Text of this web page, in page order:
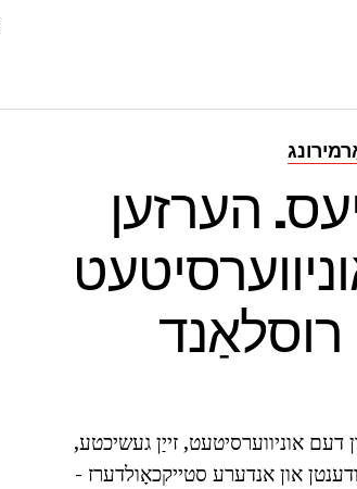
הערזען
אוניווערסיטעט, זייַן געשיכטע,
און אנדערע סטייקכאָולדערז -